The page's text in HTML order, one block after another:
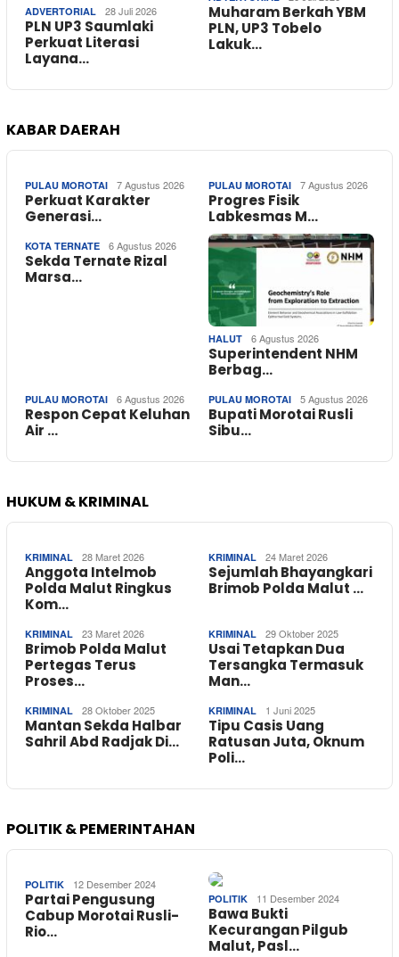
ADVERTORIAL 28 Juli 2026
PLN UP3 Saumlaki
Perkuat Literasi
Layana…
Muharam Berkah YBM
PLN, UP3 Tobelo
Lakuk…
KABAR DAERAH
PULAU MOROTAI 7 Agustus 2026
Perkuat Karakter
Generasi…
PULAU MOROTAI 7 Agustus 2026
Progres Fisik
Labkesmas M…
KOTA TERNATE 6 Agustus 2026
Sekda Ternate Rizal
Marsa…
HALUT 6 Agustus 2026
Superintendent NHM
Berbag…
PULAU MOROTAI 6 Agustus 2026
Respon Cepat Keluhan
Air …
PULAU MOROTAI 5 Agustus 2026
Bupati Morotai Rusli
Sibu…
HUKUM & KRIMINAL
KRIMINAL 28 Maret 2026
Anggota Intelmob
Polda Malut Ringkus
Kom…
KRIMINAL 24 Maret 2026
Sejumlah Bhayangkari
Brimob Polda Malut …
KRIMINAL 23 Maret 2026
Brimob Polda Malut
Pertegas Terus
Proses…
KRIMINAL 29 Oktober 2025
Usai Tetapkan Dua
Tersangka Termasuk
Man…
KRIMINAL 28 Oktober 2025
Mantan Sekda Halbar
Sahril Abd Radjak Di…
KRIMINAL 1 Juni 2025
Tipu Casis Uang
Ratusan Juta, Oknum
Poli…
POLITIK & PEMERINTAHAN
POLITIK 12 Desember 2024
Partai Pengusung
Cabup Morotai Rusli-
Rio…
POLITIK 11 Desember 2024
Bawa Bukti
Kecurangan Pilgub
Malut, Pasl…